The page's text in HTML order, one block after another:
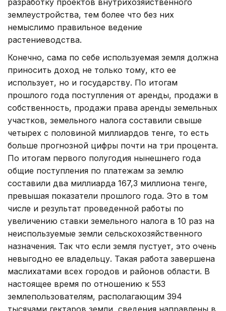
землеустройства, тем более что без них
немыслимо правильное ведение
растениеводства.
Конечно, сама по себе используемая земля должна
приносить доход не только тому, кто ее
использует, но и государству. По итогам
прошлого года поступления от аренды, продажи в
собственность, продажи права аренды земельных
участков, земельного налога составили свыше
четырех с половиной миллиардов тенге, то есть
больше прогнозной цифры почти на три процента.
По итогам первого полугодия нынешнего года
общие поступления по платежам за землю
составили два миллиарда 167,3 миллиона тенге,
превышая показатели прошлого года. Это в том
числе и результат проведенной работы по
увеличению ставки земельного налога в 10 раз на
неиспользуемые земли сельскохозяйственного
назначения. Так что если земля пустует, это очень
невыгодно ее владельцу. Такая работа завершена
маслихатами всех городов и районов области. В
настоящее время по отношению к 553
землепользователям, располагающим 394
тысячами гектаров земли, сведения направлены в